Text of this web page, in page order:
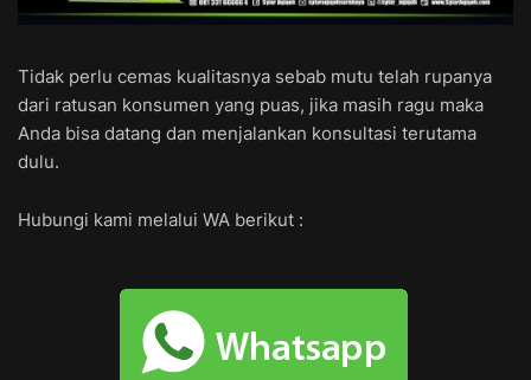
Tidak perlu cemas kualitasnya sebab mutu telah rupanya
dari ratusan konsumen yang puas, jika masih ragu maka
Anda bisa datang dan menjalankan konsultasi terutama
dulu.
Hubungi kami melalui WA berikut :